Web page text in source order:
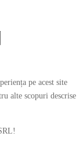
pe acest site
alte scopuri descrise